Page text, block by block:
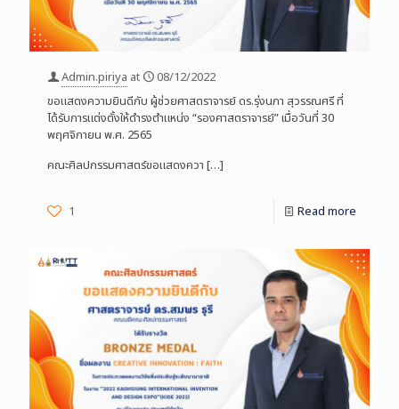
Admin.piriya at
08/12/2022
ขอแสดงความยินดีกับ ผู้ช่วยศาสตราจารย์ ดร.รุ่งนภา สุวรรณศรี ที่
ได้รับการแต่งตั้งให้ดำรงตำแหน่ง “รองศาสตราจารย์” เมื่อวันที่ 30
พฤศจิกายน พ.ศ. 2565
คณะศิลปกรรมศาสตร์ขอแสดงควา […]
1 Read more